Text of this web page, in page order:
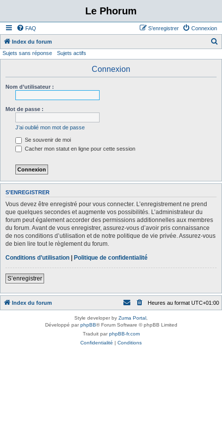
Le Phorum
FAQ Connexion
S’enregistrer
Index du forum
Sujets sans réponse Sujets actifs
Connexion
Nom d’utilisateur :
Mot de passe :
J’ai oublié mon mot de passe
Se souvenir de moi
Cacher mon statut en ligne pour cette session
S’ENREGISTRER
Vous devez être enregistré pour vous connecter. L’enregistrement ne prend
que quelques secondes et augmente vos possibilités. L’administrateur du
forum peut également accorder des permissions additionnelles aux membres
du forum. Avant de vous enregistrer, assurez-vous d’avoir pris connaissance
de nos conditions d’utilisation et de notre politique de vie privée. Assurez-vous
de bien lire tout le règlement du forum.
Conditions d’utilisation | Politique de confidentialité
S’enregistrer
Index du forum Heures au format UTC+01:00
Style developer by Zuma Portal
Développé parphpBB® Forum Software © phpBB Limited
Traduit parphpBB-fr.com
Confidentialité | Conditions